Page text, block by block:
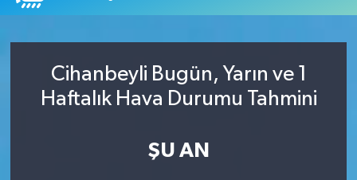
Cihanbeyli Bugün, Yarın ve 1
Haftalık Hava Durumu Tahmini
ŞU AN
Kocaeli Namaz Vakitleri
Süper Lig Puan Durumu ve Fikstür